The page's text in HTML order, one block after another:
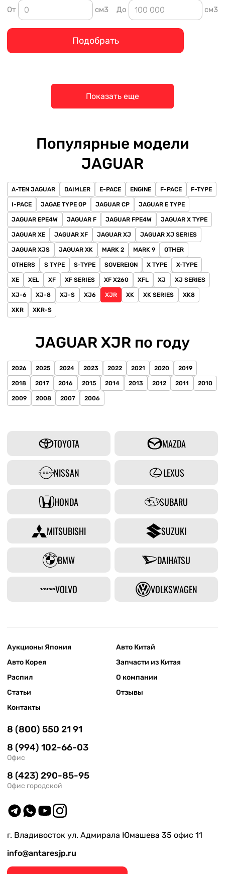
От см3 До см3
Подобрать
Показать еще
Популярные модели
JAGUAR
A-TEN JAGUAR DAIMLER E-PACE ENGINE F-PACE F-TYPE
I-PACE JAGAE TYPE OP JAGUAR CP JAGUAR E TYPE
JAGUAR EPE4W JAGUAR F JAGUAR FPE4W JAGUAR X TYPE
JAGUAR XE JAGUAR XF JAGUAR XJ JAGUAR XJ SERIES
JAGUAR XJS JAGUAR XK MARK 2 MARK 9 OTHER
OTHERS S TYPE S-TYPE SOVEREIGN X TYPE X-TYPE
XE XEL XF XF SERIES XF X260 XFL XJ XJ SERIES
XJ-6 XJ-8 XJ-S XJ6 XJR XK XK SERIES XK8
XKR XKR-S
JAGUAR XJR по году
2026 2025 2024 2023 2022 2021 2020 2019
2018 2017 2016 2015 2014 2013 2012 2011 2010
2009 2008 2007 2006
TOYOTA MAZDA
NISSAN LEXUS
HONDA SUBARU
MITSUBISHI SUZUKI
BMW DAIHATSU
VOLVO VOLKSWAGEN
Аукционы Япония
Авто Китай
Авто Корея
Запчасти из Китая
Распил
О компании
Статьи
Отзывы
Контакты
8 (800) 550 21 91
8 (994) 102-66-03
Офис
8 (423) 290-85-95
Офис городской
г. Владивосток ул. Адмирала Юмашева 35 офис 11
info@antaresjp.ru